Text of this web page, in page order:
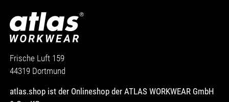
Frische Luft 159
44319 Dortmund
atlas.shop ist der Onlineshop der ATLAS WORKWEAR GmbH